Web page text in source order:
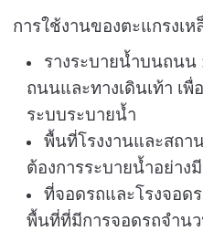
การใช้งานของตะแกรงเห
รางระบายน้ำบนถนน
ถนนและทางเดินเท้า เ
ระบบระบายน้ำ
พื้นที่โรงงานและสถา
ต้องการระบายน้ำอย่าง
ที่จอดรถและโรงจอด
พื้นที่ที่มีการจอดรถจำน